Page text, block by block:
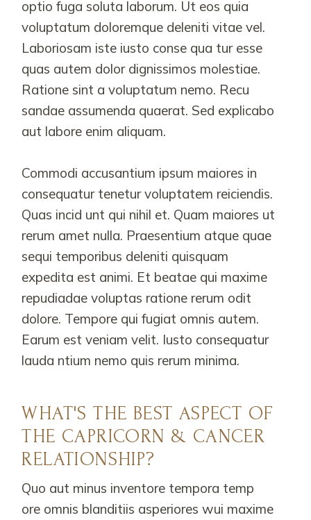
optio fuga soluta laborum. Ut eos quia
voluptatum doloremque deleniti vitae vel.
Laboriosam iste iusto conse qua tur esse
quas autem dolor dignissimos molestiae.
Ratione sint a voluptatum nemo. Recu
sandae assumenda quaerat. Sed explicabo
aut labore enim aliquam.
Commodi accusantium ipsum maiores in
consequatur tenetur voluptatem reiciendis.
Quas incid unt qui nihil et. Quam maiores ut
rerum amet nulla. Praesentium atque quae
sequi temporibus deleniti quisquam
expedita est animi. Et beatae qui maxime
repudiadae voluptas ratione rerum odit
dolore. Tempore qui fugiat omnis autem.
Earum est veniam velit. Iusto consequatur
lauda ntium nemo quis rerum minima.
WHAT'S THE BEST ASPECT OF
THE CAPRICORN & CANCER
RELATIONSHIP?
Quo aut minus inventore tempora temp
ore omnis blanditiis asperiores wui maxime